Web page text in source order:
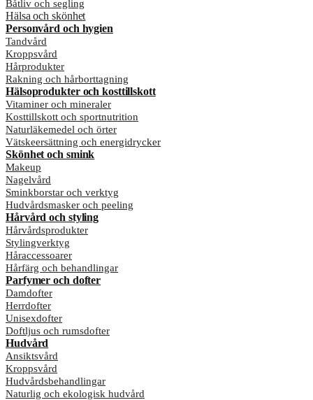
Båtliv och segling
Hälsa och skönhet
Personvård och hygien
Tandvård
Kroppsvård
Hårprodukter
Rakning och hårborttagning
Hälsoprodukter och kosttillskott
Vitaminer och mineraler
Kosttillskott och sportnutrition
Naturläkemedel och örter
Vätskeersättning och energidrycker
Skönhet och smink
Makeup
Nagelvård
Sminkborstar och verktyg
Hudvårdsmasker och peeling
Hårvård och styling
Hårvårdsprodukter
Stylingverktyg
Håraccessoarer
Hårfärg och behandlingar
Parfymer och dofter
Damdofter
Herrdofter
Unisexdofter
Doftljus och rumsdofter
Hudvård
Ansiktsvård
Kroppsvård
Hudvårdsbehandlingar
Naturlig och ekologisk hudvård